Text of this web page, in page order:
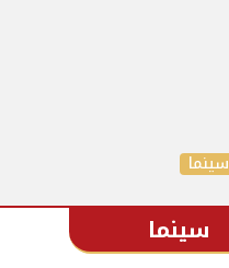
سينما
سينما